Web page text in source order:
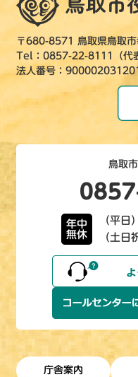
〒680-8571 鳥取県鳥取
Tel：0857-22-8111（代
法人番号：
鳥取
年中
無休
（平
（土日
庁舎案内